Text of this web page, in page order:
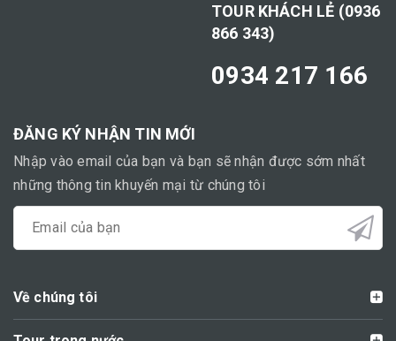
TOUR KHÁCH LẺ (0936
866 343)
0934 217 166
ĐĂNG KÝ NHẬN TIN MỚI
Nhập vào email của bạn và bạn sẽ nhận được sớm nhất
những thông tin khuyến mại từ chúng tôi
Về chúng tôi